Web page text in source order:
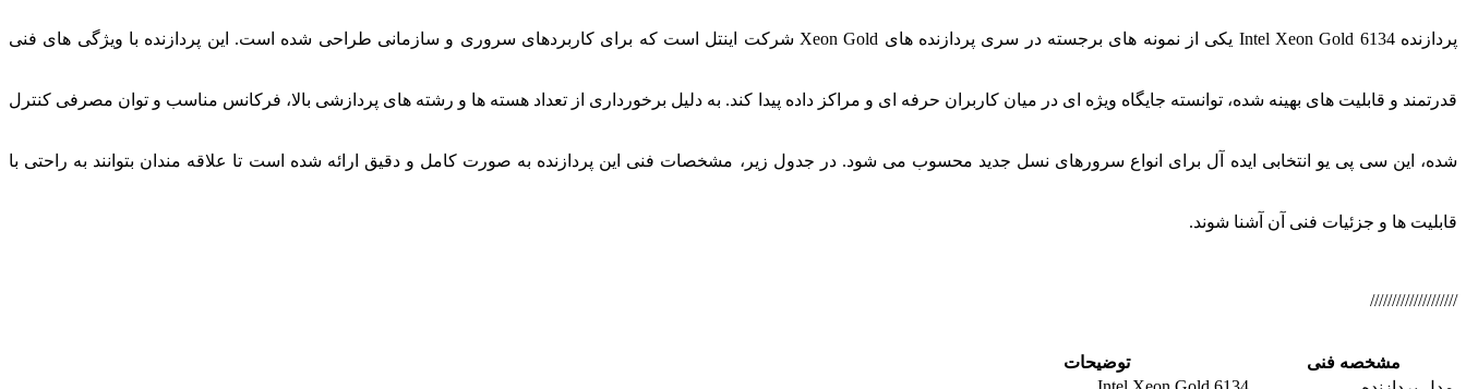
پردازنده Intel Xeon Gold 6134 یکی از نمونه های برجسته در سری پردازنده های Xeon Gold شرکت اینتل است که برای کاربردهای سروری و سازمانی طراحی شده است. این پردازنده با ویژگی های فنی
قدرتمند و قابلیت های بهینه شده، توانسته جایگاه ویژه ای در میان کاربران حرفه ای و مراکز داده پیدا کند. به دلیل برخورداری از تعداد هسته ها و رشته های پردازشی بالا، فرکانس مناسب و توان مصرفی کنترل
شده، این سی پی یو انتخابی ایده آل برای انواع سرورهای نسل جدید محسوب می شود. در جدول زیر، مشخصات فنی این پردازنده به صورت کامل و دقیق ارائه شده است تا علاقه مندان بتوانند به راحتی با
قابلیت ها و جزئیات فنی آن آشنا شوند.
////////////////////
مشخصه فنی
توضیحات